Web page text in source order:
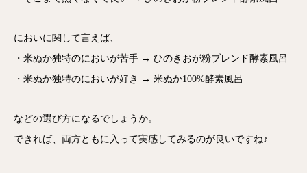
においに関して言えば、
・米ぬか独特のにおいが苦手 → ひのきおが粉ブレンド酵素風呂
・米ぬか独特のにおいが好き → 米ぬか100%酵素風呂
などの選び方になるでしょうか。
できれば、両方ともに入って実感してみるのが良いですね♪